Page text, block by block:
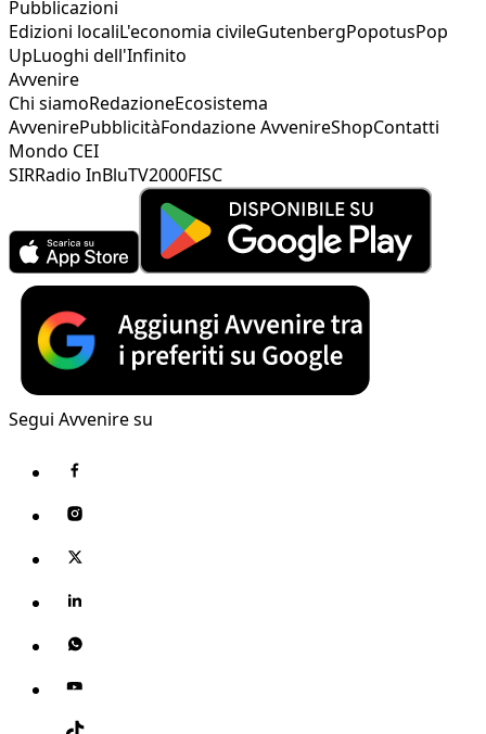
Pubblicazioni
Edizioni localiL'economia civileGutenbergPopotusPop
UpLuoghi dell'Infinito
Avvenire
Chi siamoRedazioneEcosistema
AvvenirePubblicitàFondazione AvvenireShopContatti
Mondo CEI
SIRRadio InBluTV2000FISC
Segui Avvenire su